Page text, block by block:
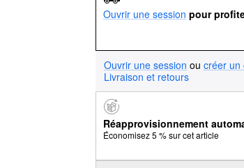
Ouvrir une session pour
Ouvrir une session ou créer un
Livraison et retours
Réapprovisionnement
Économisez 5 % sur cet article